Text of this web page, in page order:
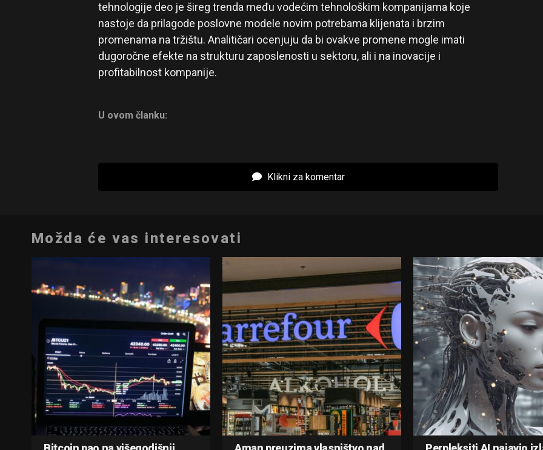
tehnologije deo je šireg trenda među vodećim tehnološkim kompanijama koje
nastoje da prilagode poslovne modele novim potrebama klijenata i brzim
promenama na tržištu. Analitičari ocenjuju da bi ovakve promene mogle imati
dugoročne efekte na strukturu zaposlenosti u sektoru, ali i na inovacije i
profitabilnost kompanije.
U ovom članku:
Klikni za komentar
Možda će vas interesovati